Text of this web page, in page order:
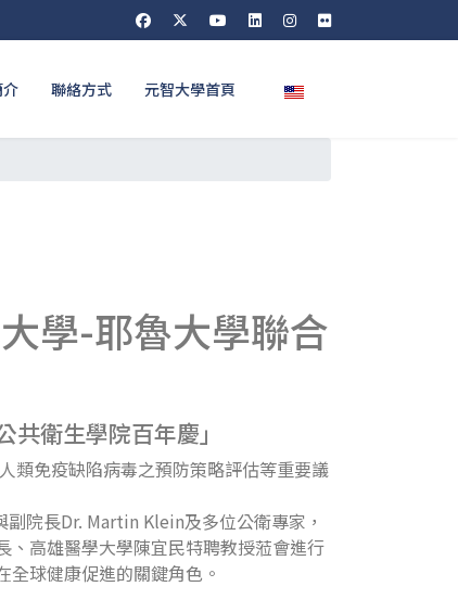
聯絡方式 元智大學首頁 選擇你的語言
學-耶魯大學聯合
衛生學院百年慶」
類免疫缺陷病毒之預防策略評估等重要議
院長Dr. Martin Klein及多位公衛專家，
、高雄醫學大學陳宜民特聘教授蒞會進行
球健康促進的關鍵角色。